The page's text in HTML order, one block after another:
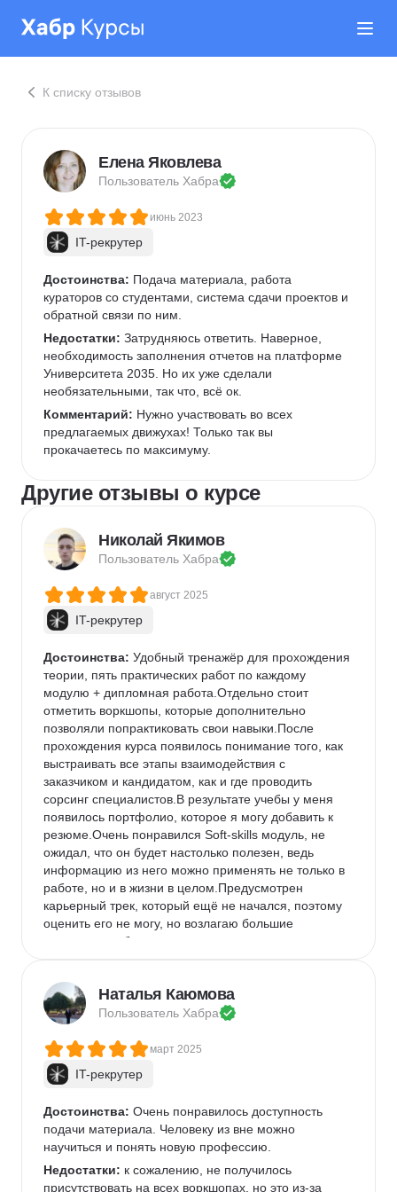
К списку отзывов
Елена Яковлева
Пользователь Хабра
июнь 2023
IT-рекрутер
Достоинства: Подача материала, работа
кураторов со студентами, система сдачи проектов и
обратной связи по ним.
Недостатки: Затрудняюсь ответить. Наверное,
необходимость заполнения отчетов на платформе
Университета 2035. Но их уже сделали
необязательными, так что, всё ок.
Комментарий: Нужно участвовать во всех
предлагаемых движухах! Только так вы
прокачаетесь по максимуму.
Другие отзывы о курсе
Николай Якимов
Пользователь Хабра
август 2025
IT-рекрутер
Достоинства: Удобный тренажёр для прохождения
теории, пять практических работ по каждому
модулю + дипломная работа.Отдельно стоит
отметить воркшопы, которые дополнительно
позволяли попрактиковать свои навыки.После
прохождения курса появилось понимание того, как
выстраивать все этапы взаимодействия с
заказчиком и кандидатом, как и где проводить
сорсинг специалистов.В результате учебы у меня
появилось портфолио, которое я могу добавить к
резюме.Очень понравился Soft-skills модуль, не
ожидал, что он будет настолько полезен, ведь
информацию из него можно применять не только в
работе, но и в жизни в целом.Предусмотрен
карьерный трек, который ещё не начался, поэтому
оценить его не могу, но возлагаю большие
надежды, особенно на этап акселерации, во время
Недостатки:
столкнулся с формулировками, которые можно
было понять по-разному, в связи с чем пришлось
понравилась неравномерность этапов дипломной
работы - по моим ощущениям, на первой неделе
нагрузка меньше, чем на второй. Связано это с
сорсингом кандидатов, который занимает больше
времени, чем, допустим, снятие заявки или
подготовка текста вакансии. В итоге, на второй
будто я не успеваю уложиться к дедлайну.Ещё
Наталья Каюмова
Пользователь Хабра
март 2025
IT-рекрутер
Достоинства: Очень понравилось доступность
подачи материала. Человеку из вне можно
научиться и понять новую профессию.
Недостатки: к сожалению, не получилось
присутствовать на всех воркшопах, но это из-за